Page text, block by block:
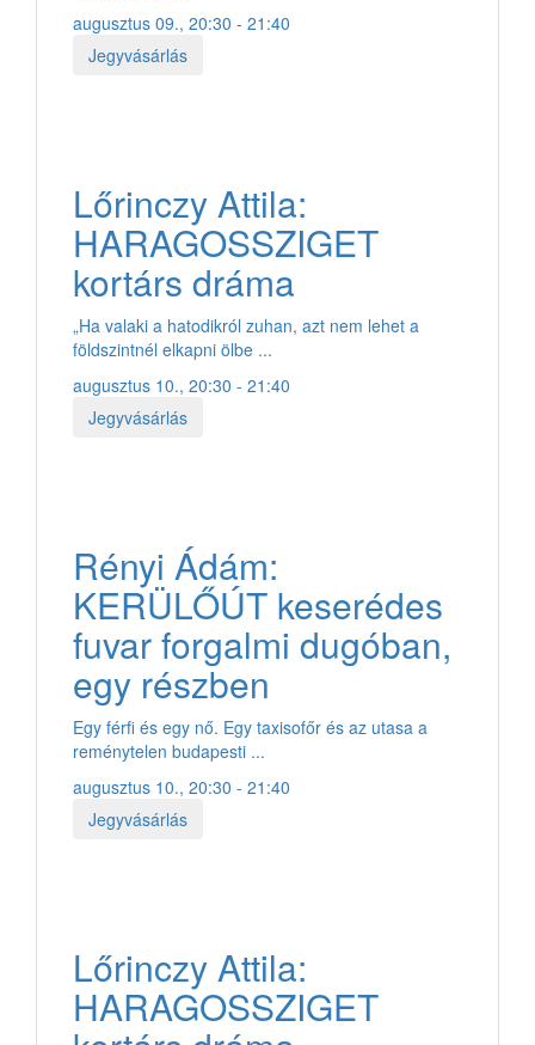
augusztus 09., 20:30 - 21:40
Jegyvásárlás
Lőrinczy Attila:
HARAGOSSZIGET
kortárs dráma
„Ha valaki a hatodikról zuhan, azt nem lehet a
földszintnél elkapni ölbe ...
augusztus 10., 20:30 - 21:40
Jegyvásárlás
Rényi Ádám:
KERÜLŐÚT keserédes
fuvar forgalmi dugóban,
egy részben
Egy férfi és egy nő. Egy taxisofőr és az utasa a
reménytelen budapesti ...
augusztus 10., 20:30 - 21:40
Jegyvásárlás
Lőrinczy Attila:
HARAGOSSZIGET